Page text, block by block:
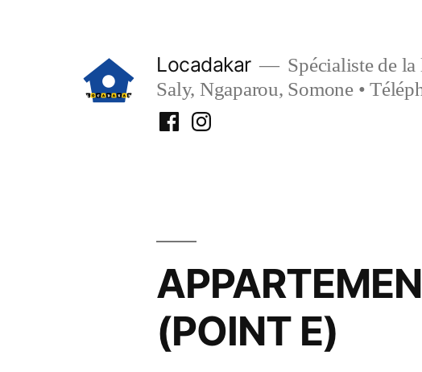
Locadakar
Spécialiste de
Saly, Ngaparou, Somone •
FacebookInstagram
(POINT E)